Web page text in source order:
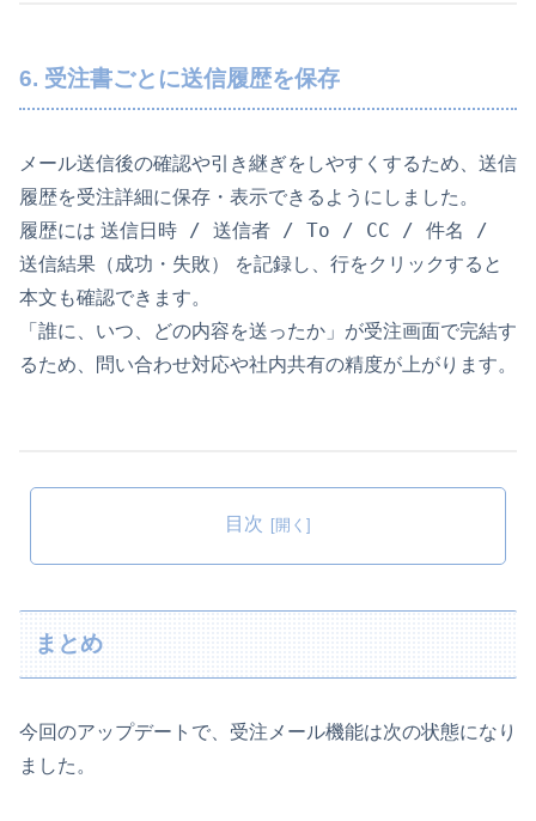
6. 受注書ごとに送信履歴を保存
メール送信後の確認や引き継ぎをしやすくするため、送信
履歴を受注詳細に保存・表示できるようにしました。
履歴には 送信日時 / 送信者 / To / CC / 件名 /
送信結果（成功・失敗）
を記録し、行をクリックすると
本文も確認できます。
「誰に、いつ、どの内容を送ったか」が受注画面で完結す
るため、問い合わせ対応や社内共有の精度が上がります。
目次
まとめ
今回のアップデートで、受注メール機能は次の状態になり
ました。